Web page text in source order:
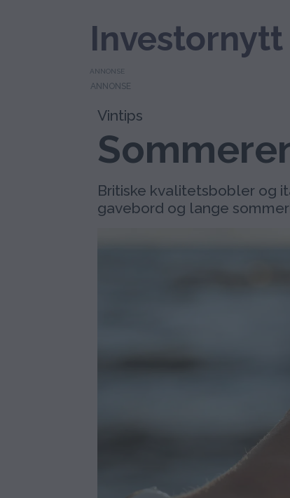
Investornytt
ANNONSE
Vintips
Britiske kvalitetsbobler og
gavebord og lange